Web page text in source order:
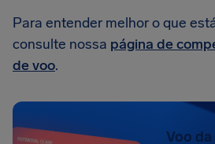
Para entender melhor o que
consulte nossa página de
de voo.
Voo da